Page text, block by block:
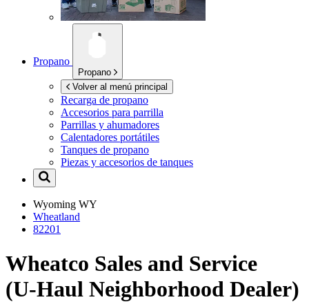
Propano
Propano
Volver al menú principal
Recarga de propano
Accesorios para parrilla
Parrillas y ahumadores
Calentadores portátiles
Tanques de propano
Piezas y accesorios de tanques
Wyoming WY
Wheatland
82201
Wheatco Sales and Service
(U-Haul Neighborhood Dealer)